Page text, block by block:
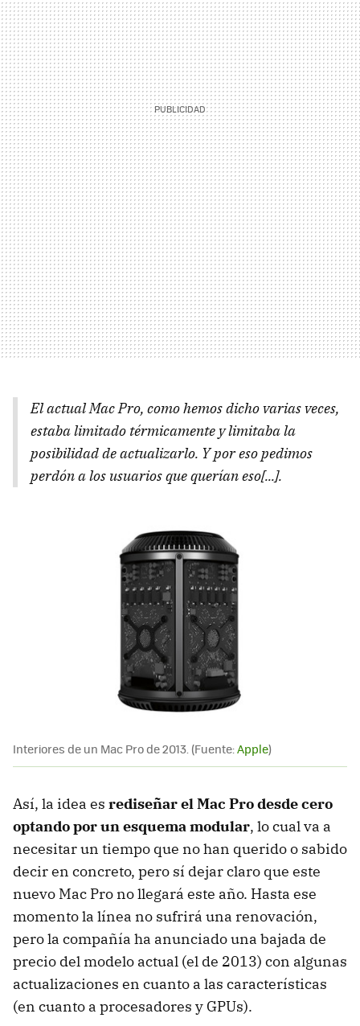
El actual Mac Pro, como hemos dicho varias veces,
estaba limitado térmicamente y limitaba la
posibilidad de actualizarlo. Y por eso pedimos
perdón a los usuarios que querían eso[...].
Interiores de un Mac Pro de 2013. (Fuente:Apple)
Así, la idea es rediseñar el Mac Pro desde cero
optando por un esquema modular, lo cual va a
necesitar un tiempo que no han querido o sabido
decir en concreto, pero sí dejar claro que este
nuevo Mac Pro no llegará este año. Hasta ese
momento la línea no sufrirá una renovación,
pero la compañía ha anunciado una bajada de
precio del modelo actual (el de 2013) con algunas
actualizaciones en cuanto a las características
(en cuanto a procesadores y GPUs).